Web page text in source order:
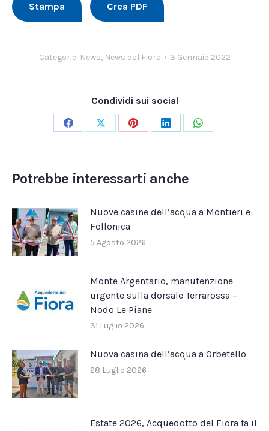
Stampa Crea PDF
Categorie: News, News dal Fiora 3 Gennaio 2022
Condividi sui social
CondividiCondividiCondividiCondividiCondividi
Potrebbe interessarti anche
Nuove casine dell’acqua a Montieri e
Follonica
5 Agosto 2026
Monte Argentario, manutenzione
urgente sulla dorsale Terrarossa –
Nodo Le Piane
31 Luglio 2026
Nuova casina dell’acqua a Orbetello
28 Luglio 2026
Estate 2026, Acquedotto del Fiora fa il